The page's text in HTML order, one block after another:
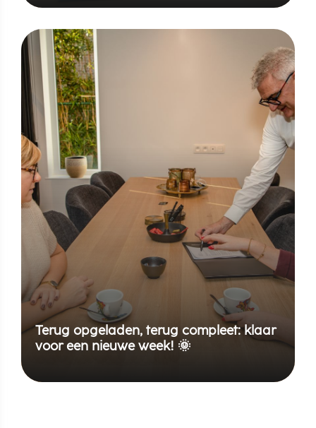
Terug opgeladen, terug compleet: klaar
voor een nieuwe week! 🌞